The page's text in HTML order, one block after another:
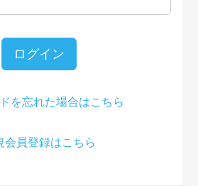
ログイン
を忘れた場合はこちら
会員登録はこちら